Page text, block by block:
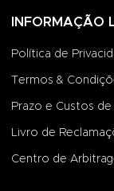
INFORMAÇÃO
Política de
Termos &
Prazo e Custos de
Livro de
Centro de